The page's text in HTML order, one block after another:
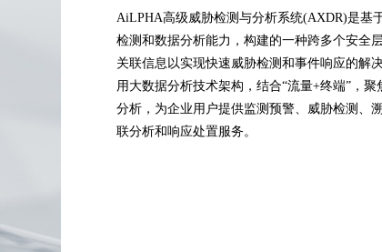
AiLPHA高级威胁检测与分析系统(AXDR)是基
检测和数据分析能力，构建的一种跨多个安全
关联信息以实现快速威胁检测和事件响应的解
用大数据分析技术架构，结合“流量+终端”，聚
分析，为企业用户提供监测预警、威胁检测、
联分析和响应处置服务。